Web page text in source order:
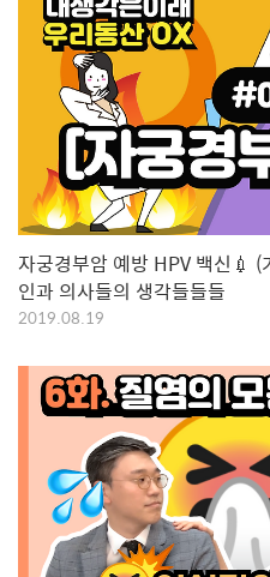
자궁경부암 예방 HPV 백신💉
인과 의사들의 생각들들들
2019.08.19